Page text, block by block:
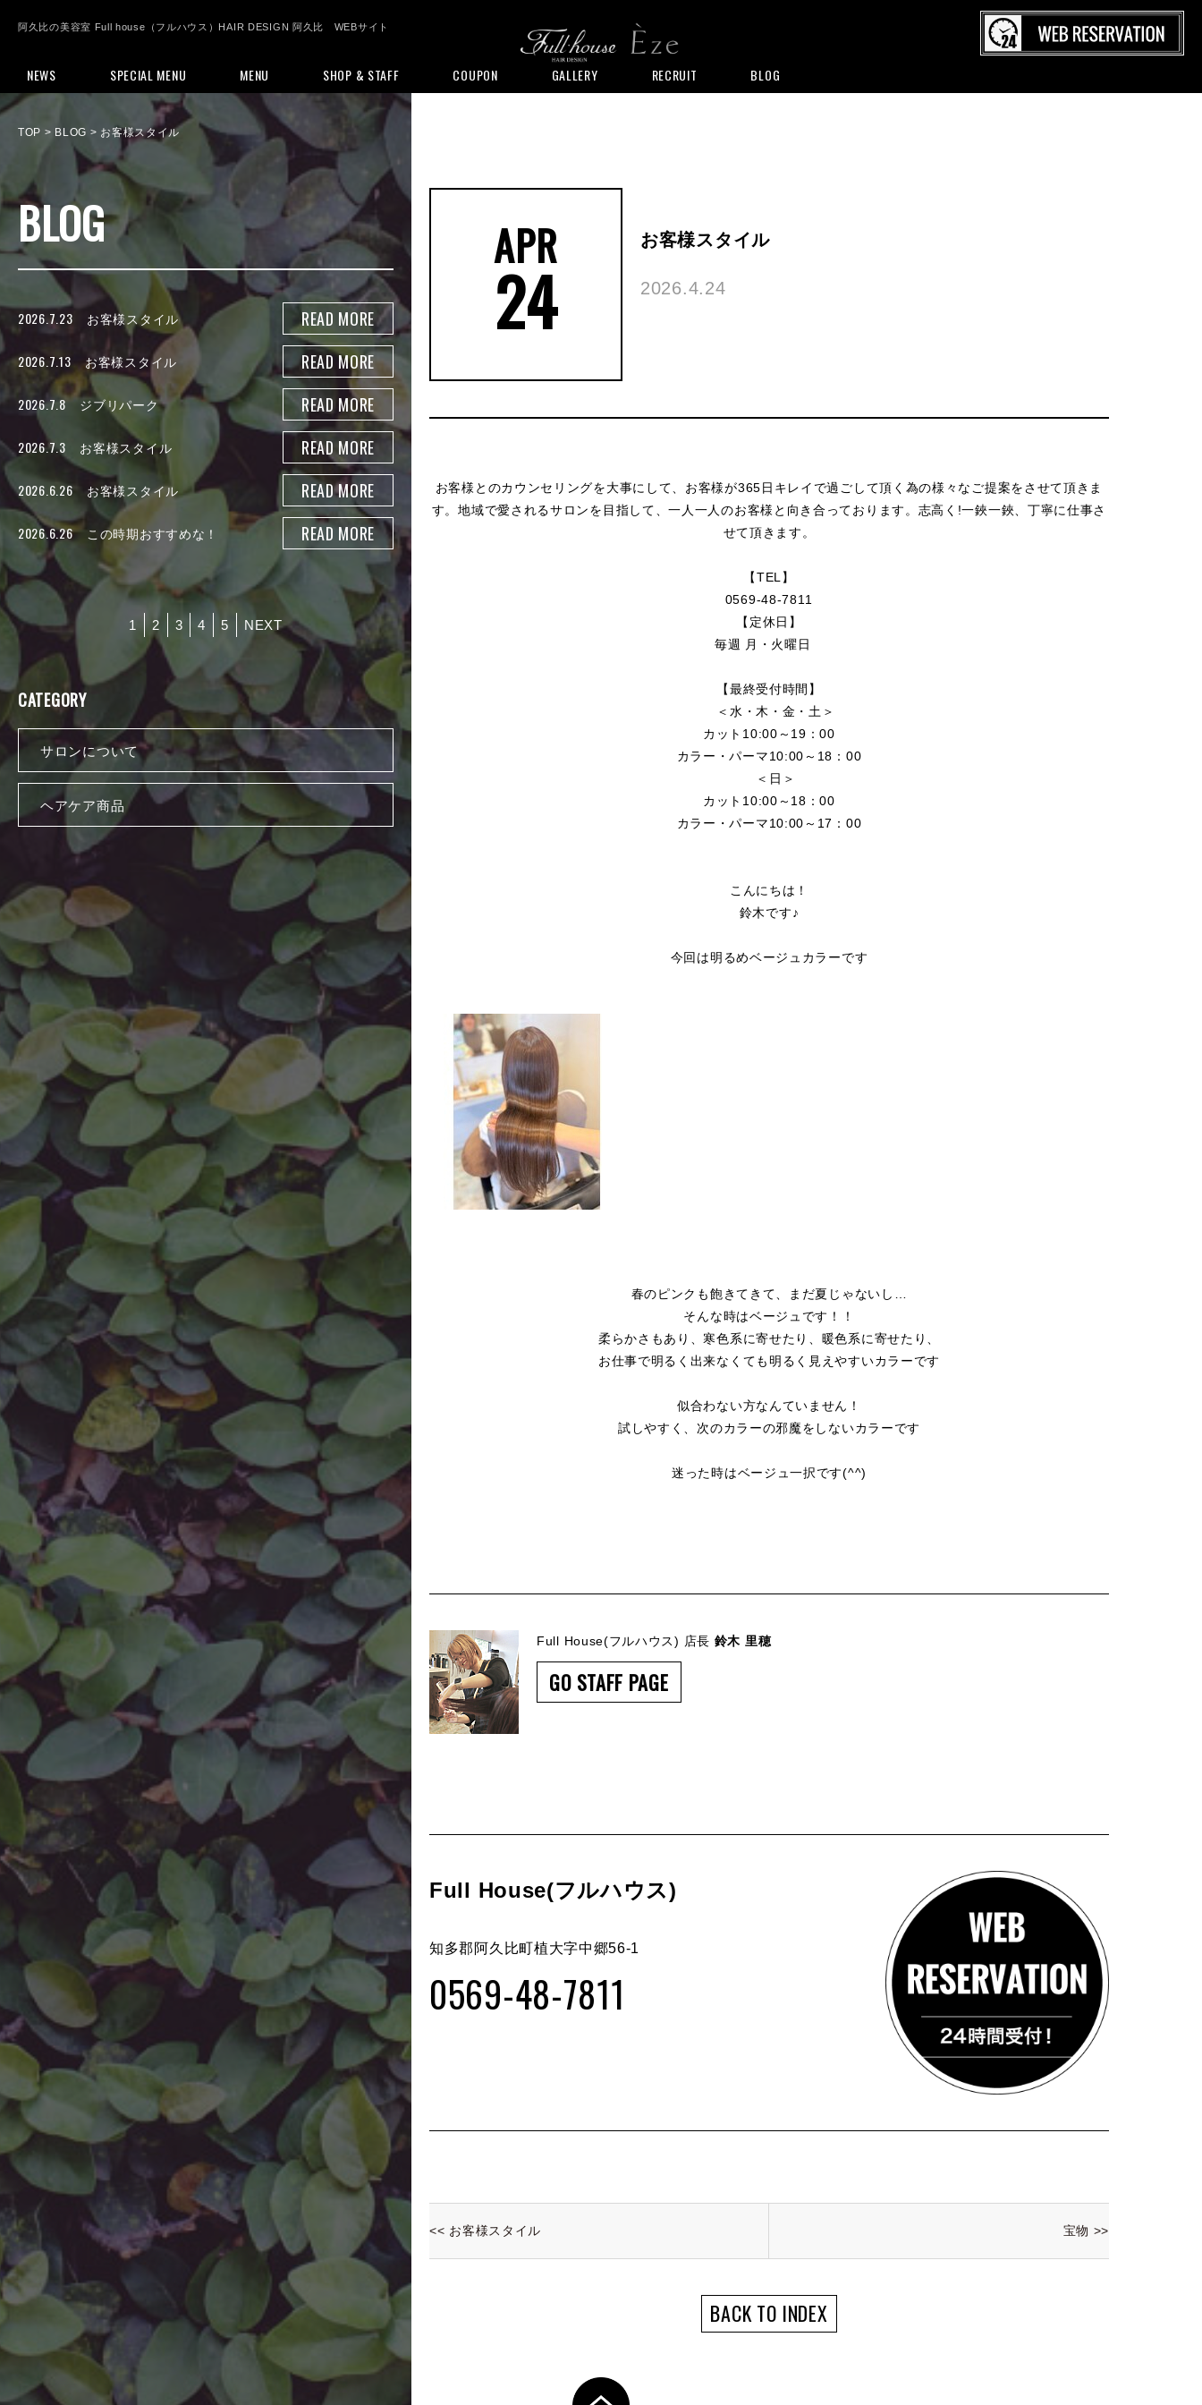
阿久比の美容室 Full house（フルハウス）HAIR DESIGN 阿久比 WEBサイト
NEWS SPECIAL MENU MENU SHOP & STAFF COUPON GALLERY RECRUIT BLOG
TOP > BLOG > お客様スタイル
BLOG
2026.7.23 お客様スタイル READ MORE
2026.7.13 お客様スタイル READ MORE
2026.7.8 ジブリパーク READ MORE
2026.7.3 お客様スタイル READ MORE
2026.6.26 お客様スタイル READ MORE
2026.6.26 この時期おすすめな！ READ MORE
1 2 3 4 5 NEXT
CATEGORY
サロンについて
ヘアケア商品
APR
24
お客様スタイル
2026.4.24
お客様とのカウンセリングを大事にして、お客様が365日キレイで過ごして頂く為の様々なご提案をさせて頂きま
す。地域で愛されるサロンを目指して、一人一人のお客様と向き合っております。志高く!一鋏一鋏、丁寧に仕事さ
せて頂きます。
【TEL】
0569-48-7811
【定休日】
毎週 月・火曜日
【最終受付時間】
＜水・木・金・土＞
カット10:00～19：00
カラー・パーマ10:00～18：00
＜日＞
カット10:00～18：00
カラー・パーマ10:00～17：00
こんにちは！
鈴木です♪
今回は明るめベージュカラーです
春のピンクも飽きてきて、まだ夏じゃないし…
そんな時はベージュです！！
柔らかさもあり、寒色系に寄せたり、暖色系に寄せたり、
お仕事で明るく出来なくても明るく見えやすいカラーです
似合わない方なんていません！
試しやすく、次のカラーの邪魔をしないカラーです
迷った時はベージュ一択です(^^)
Full House(フルハウス) 店長 鈴木 里穂
GO STAFF PAGE
Full House(フルハウス)
知多郡阿久比町植大字中郷56-1
0569-48-7811
<< お客様スタイル 宝物 >>
BACK TO INDEX